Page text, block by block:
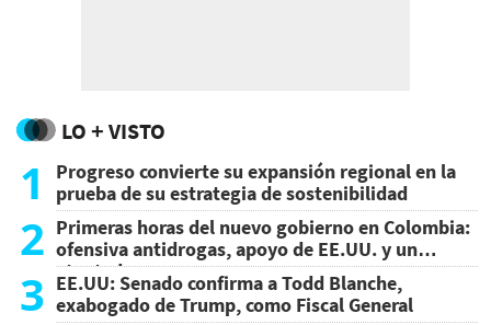
LO + VISTO
1
Progreso convierte su expansión regional en la
prueba de su estrategia de sostenibilidad
2 Primeras horas del nuevo gobierno en Colombia:
ofensiva antidrogas, apoyo de EE.UU. y un
atentado
3 EE.UU: Senado confirma a Todd Blanche,
exabogado de Trump, como Fiscal General